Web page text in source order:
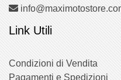
Link Utili
Condizioni di Vendita
Pagamenti e Spedizioni